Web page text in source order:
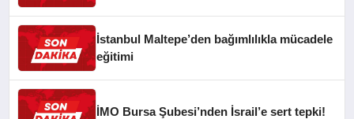
İstanbul Maltepe’den bağımlılıkla mücadele
eğitimi
İMO Bursa Şubesi’nden İsrail’e sert tepki!